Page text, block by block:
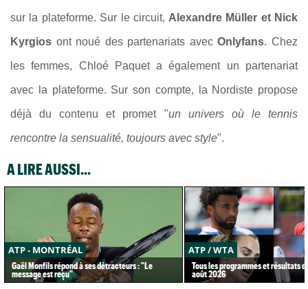
sur la plateforme. Sur le circuit, Alexandre Müller et Nick
Kyrgios ont noué des partenariats avecOnlyfans. Chez
les femmes, Chloé Paquet a également un partenariat
avec la plateforme. Sur son compte, la Nordiste propose
déjà du contenu et promet "un univers où le tennis
rencontre la sensualité, toujours avec style".
A LIRE AUSSI...
ATP - MONTRÉAL
Gaël Monfils répond à ses détracteurs : "Le
message est reçu"
ATP / WTA
Tous les programmes et résultats
août 2026